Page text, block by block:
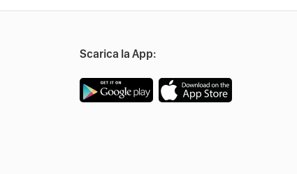
Scarica la App: